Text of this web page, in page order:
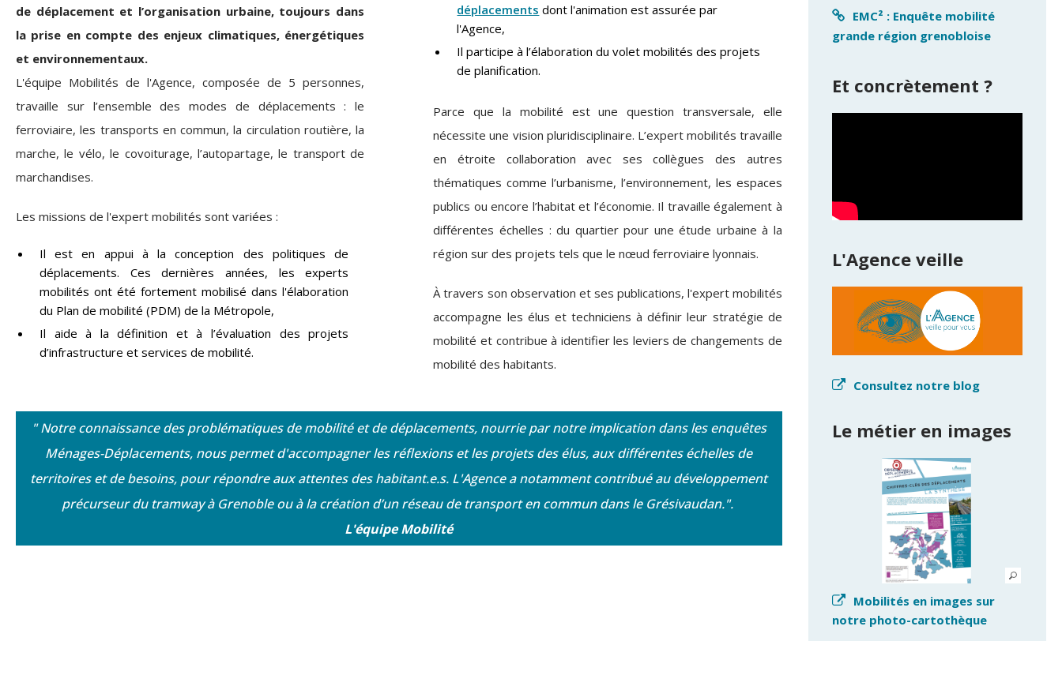
de déplacement et l’organisation urbaine, toujours dans
la prise en compte des enjeux climatiques, énergétiques
et environnementaux.
L'équipe Mobilités de l'Agence, composée de 5 personnes,
travaille sur l’ensemble des modes de déplacements : le
ferroviaire, les transports en commun, la circulation routière, la
marche, le vélo, le covoiturage, l’autopartage, le transport de
marchandises.
Les missions de l'expert mobilités sont variées :
Il est en appui à la conception des politiques de
déplacements. Ces dernières années, les experts
mobilités ont été fortement mobilisé dans l'élaboration
du Plan de mobilité (PDM) de la Métropole,
Il aide à la définition et à l’évaluation des projets
d’infrastructure et services de mobilité.
déplacements dont l'animation est assurée par
l'Agence,
Il participe à l’élaboration du volet mobilités des projets
de planification.
Parce que la mobilité est une question transversale, elle
nécessite une vision pluridisciplinaire. L’expert mobilités travaille
en étroite collaboration avec ses collègues des autres
thématiques comme l’urbanisme, l’environnement, les espaces
publics ou encore l’habitat et l’économie. Il travaille également à
différentes échelles : du quartier pour une étude urbaine à la
région sur des projets tels que le nœud ferroviaire lyonnais.
À travers son observation et ses publications, l'expert mobilités
accompagne les élus et techniciens à définir leur stratégie de
mobilité et contribue à identifier les leviers de changements de
mobilité des habitants.
" Notre connaissance des problématiques de mobilité et de déplacements, nourrie par notre implication dans les enquêtes
Ménages-Déplacements, nous permet d'accompagner les réflexions et les projets des élus, aux différentes échelles de
territoires et de besoins, pour répondre aux attentes des habitant.e.s. L'Agence a notammentcontribué au développement
précurseur du tramway à Grenoble ou à la création d’un réseau de transport en commun dans le Grésivaudan.".
L'équipe Mobilité
EMC² : Enquête mobilité
grande région grenobloise
Et concrètement ?
L'Agence veille
Consultez notre blog
Le métier en images
Mobilités en images sur
notre photo-cartothèque